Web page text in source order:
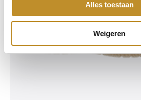
Alles toestaan
Weigeren